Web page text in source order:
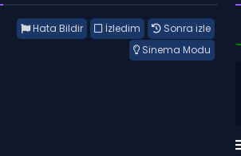
Sonra izle
İzledim
Hata Bildir
Sinema Modu